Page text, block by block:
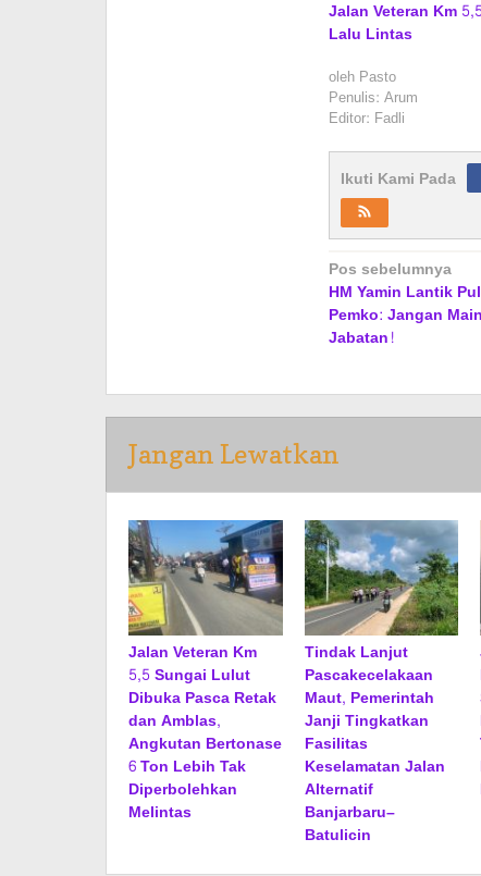
Jalan Veteran Km
Lalu Lintas
oleh Pasto
Penulis: Arum
Editor: Fadli
Ikuti Kami Pada
Navigasi
pos
Pos sebelumnya
HM Yamin Lantik
Pemko: Jangan
Jabatan!
Jangan Lewatkan
Jalan Veteran Km
5,5 Sungai Lulut
Dibuka Pasca Retak
dan Amblas,
Angkutan Bertonase
6 Ton Lebih Tak
Diperbolehkan
Melintas
Tindak Lanjut
Pascakecelakaan
Maut, Pemerintah
Janji Tingkatkan
Fasilitas
Keselamatan Jalan
Alternatif
Banjarbaru–
Batulicin